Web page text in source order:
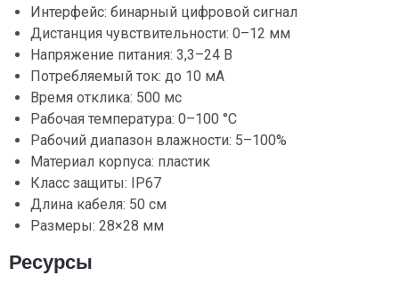
Интерфейс: бинарный цифровой сигнал
Дистанция чувствительности: 0–12 мм
Напряжение питания: 3,3–24 В
Потребляемый ток: до 10 мА
Время отклика: 500 мс
Рабочая температура: 0–100 °C
Рабочий диапазон влажности: 5–100%
Материал корпуса: пластик
Класс защиты: IP67
Длина кабеля: 50 см
Размеры: 28×28 мм
Ресурсы